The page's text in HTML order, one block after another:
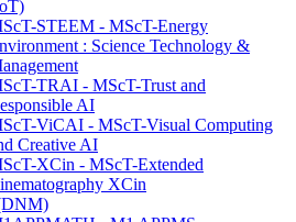
STEEM - MScT-Energy
: Science Technology &
TRAI - MScT-Trust and
AI
ViCAI - MScT-Visual Computing
Creative AI
XCin - MScT-Extended
XCin